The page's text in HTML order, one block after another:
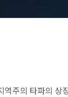
역주의 타파의